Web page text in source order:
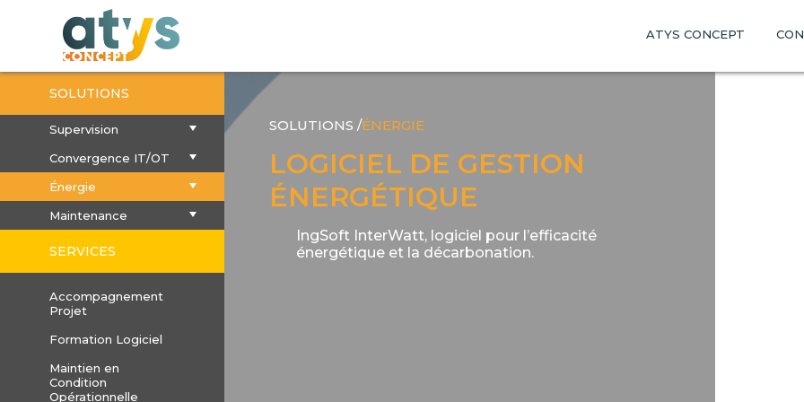
ATYS CONCEPT
SOLUTIONS
Supervision
Convergence IT/OT
Énergie
Maintenance
SERVICES
Accompagnement
Projet
Formation Logiciel
Maintien en
Condition
Opérationnelle
SOLUTIONS /ÉNERGIE
LOGICIEL DE GESTION
ÉNERGÉTIQUE
IngSoft InterWatt, logiciel pour l’efficacité
énergétique et la décarbonation​.